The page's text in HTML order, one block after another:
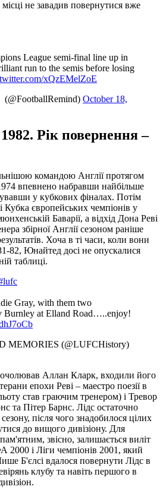
не завадив повернутися вже
League semi-final line up in
run to the semis before losing
xQzEMelZoE
October 18,
Рік повернення –
командою Англії протягом
впевнено набравши найбільше
у кубкових фіналах. Потім
Кубка європейських чемпіонів у
Баварії, а відхід Дона Реві
збірної Англії сезоном раніше
Хоча в ті часи, коли вони
82, Юнайтед досі не опускалися
таблиці.
Gray, with them two
Burnley at Elland Road…..enjoy!
MEMORIES (@LUFCHistory)
Аллан Кларк, входили його
епохи Реві – маестро поезії в
став граючим тренером) і Тревор
та Пітер Барнс. Лідс остаточно
після чого знадобилося цілих
до вищого дивізіону. Для
звісно, залишається виліт
2000 і Ліги чемпіонів 2001, який
Б'єлсі вдалося повернути Лідс в
клубу та навіть першого в